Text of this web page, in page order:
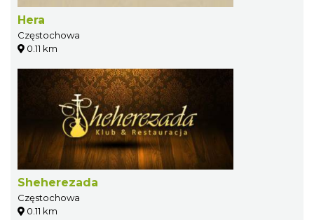
Hera
Częstochowa
0.11 km
Sheherezada
Częstochowa
0.11 km